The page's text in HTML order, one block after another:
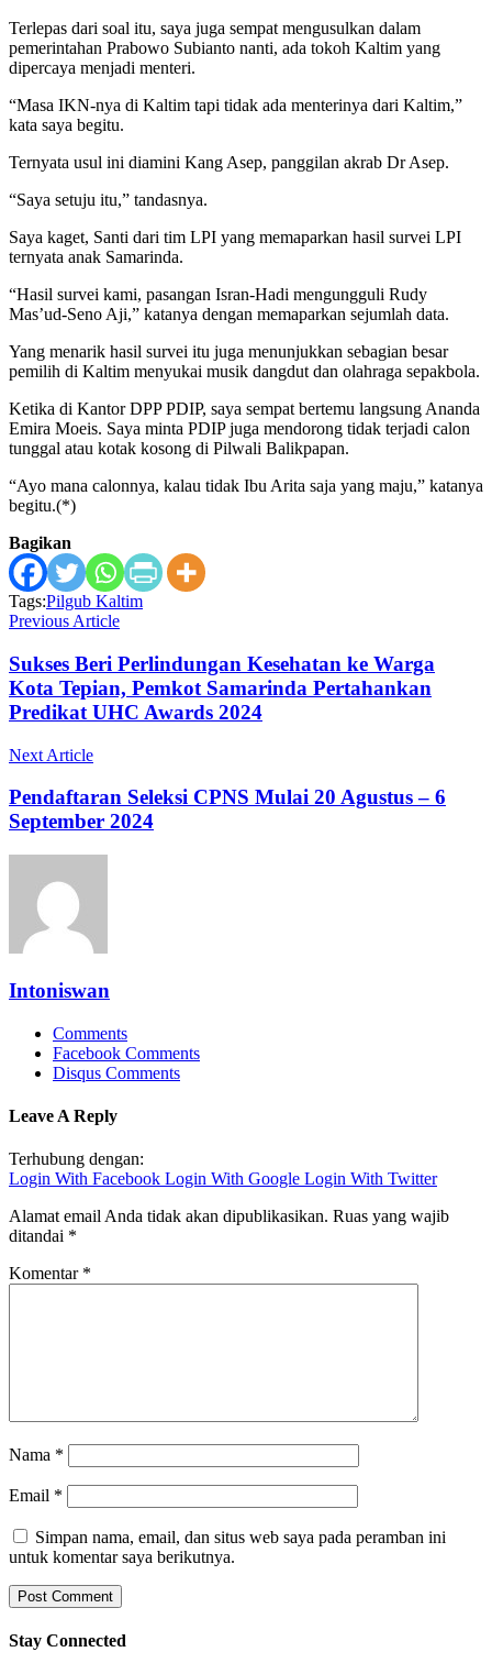
Terlepas dari soal itu, saya juga sempat mengusulkan dalam
pemerintahan Prabowo Subianto nanti, ada tokoh Kaltim yang
dipercaya menjadi menteri.
“Masa IKN-nya di Kaltim tapi tidak ada menterinya dari Kaltim,”
kata saya begitu.
Ternyata usul ini diamini Kang Asep, panggilan akrab Dr Asep.
“Saya setuju itu,” tandasnya.
Saya kaget, Santi dari tim LPI yang memaparkan hasil survei LPI
ternyata anak Samarinda.
“Hasil survei kami, pasangan Isran-Hadi mengungguli Rudy
Mas’ud-Seno Aji,” katanya dengan memaparkan sejumlah data.
Yang menarik hasil survei itu juga menunjukkan sebagian besar
pemilih di Kaltim menyukai musik dangdut dan olahraga sepakbola.
Ketika di Kantor DPP PDIP, saya sempat bertemu langsung Ananda
Emira Moeis. Saya minta PDIP juga mendorong tidak terjadi calon
tunggal atau kotak kosong di Pilwali Balikpapan.
“Ayo mana calonnya, kalau tidak Ibu Arita saja yang maju,” katanya
begitu.(*)
Bagikan
Tags:Pilgub Kaltim
Previous Article
Sukses Beri Perlindungan Kesehatan ke Warga
Kota Tepian, Pemkot Samarinda Pertahankan
Predikat UHC Awards 2024
Next Article
Pendaftaran Seleksi CPNS Mulai 20 Agustus – 6
September 2024
Intoniswan
Comments
Facebook Comments
Disqus Comments
Leave A Reply
Terhubung dengan:
Login With Facebook Login With Google Login With Twitter
Alamat email Anda tidak akan dipublikasikan. Ruas yang wajib
ditandai *
Komentar *
Nama *
Email *
Simpan nama, email, dan situs web saya pada peramban ini
untuk komentar saya berikutnya.
Stay Connected